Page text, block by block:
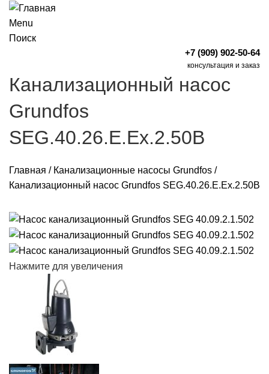
Menu
Поиск
+7 (909) 902-50-64
консультация и заказ
Канализационный насос
Grundfos
SEG.40.26.E.Ex.2.50B
Главная / Канализационные насосы Grundfos /
Канализационный насос Grundfos SEG.40.26.E.Ex.2.50B
Нажмите для увеличения